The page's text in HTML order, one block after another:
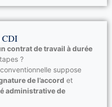
CDI
contrat de travail à durée
?
suppose
de l’accord et
administrative de